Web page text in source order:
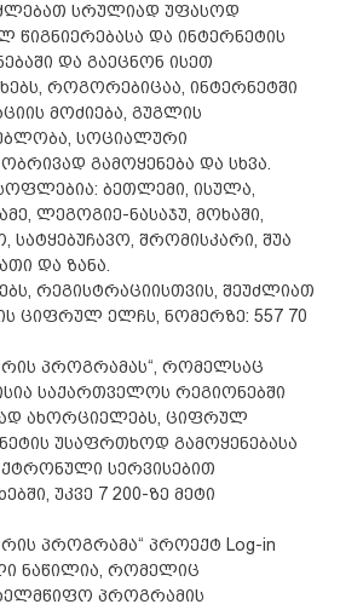
სრულიად უფასოდ
წიგნიერებასა და ინტერნეტის
და გაეცნონ ისეთ
როგორებიცაა, ინტერნეტში
მოძიება, გუგლის
სოციალური
გამოყენება და სხვა.
ბეთლემი, ისულა,
ლეგოგიე-ნასაჯუ, მოხაში,
შრომისკარი, შუა
და ზანა.
რეგისტრაციისთვის, შეუძლიათ
ციფრულ ელჩს, ნომერზე: 557 70
პროგრამას“, რომელსაც
საქართველოს რეგიონებში
ახორციელებს, ციფრულ
უსაფრთხოდ გამოყენებასა
სერვისებით
უკვე 7 200-ზე მეტი
პროგრამა“ პროექტ Log-in
ნაწილია, რომელიც
პროგრამის